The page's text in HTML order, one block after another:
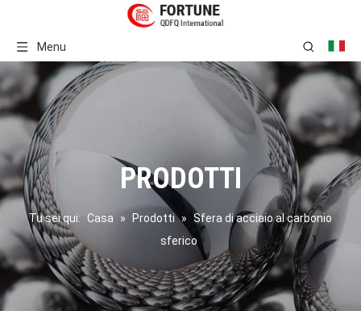
Menu
PRODOTTI
Tu sei qui: Casa » Prodotti » Sfera di acciaio al carbonio
sferico